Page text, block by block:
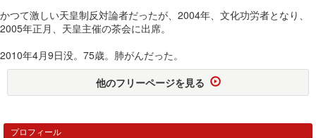
かつて激しい天皇制反対論者だったが、2004年、文化功労者となり、
2005年正月、天皇主催の茶会に出席。
2010年4月9日没。75歳。肺がんだった。
他のフリーページを見る
プロフィール